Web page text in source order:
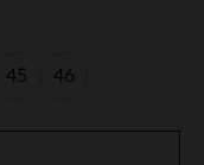
45 46